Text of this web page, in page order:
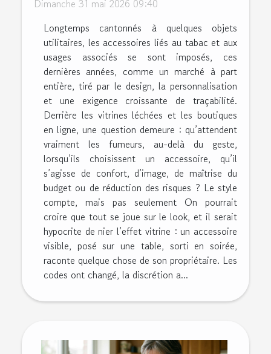
Dimanche 31 mai 2026 09:40
Longtemps cantonnés à quelques objets
utilitaires, les accessoires liés au tabac et aux
usages associés se sont imposés, ces
dernières années, comme un marché à part
entière, tiré par le design, la personnalisation
et une exigence croissante de traçabilité.
Derrière les vitrines léchées et les boutiques
en ligne, une question demeure : qu’attendent
vraiment les fumeurs, au-delà du geste,
lorsqu’ils choisissent un accessoire, qu’il
s’agisse de confort, d’image, de maîtrise du
budget ou de réduction des risques ? Le style
compte, mais pas seulement On pourrait
croire que tout se joue sur le look, et il serait
hypocrite de nier l’effet vitrine : un accessoire
visible, posé sur une table, sorti en soirée,
raconte quelque chose de son propriétaire. Les
codes ont changé, la discrétion a...